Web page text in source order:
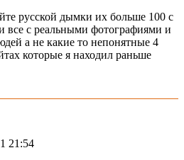
русской дымки их больше 100 с
с реальными фотографиями и
а не какие то непонятные 4
которые я находил раньше
21:54